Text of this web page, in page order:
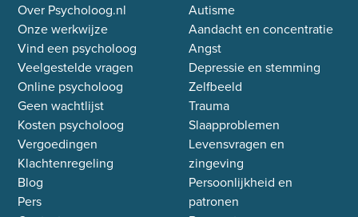
Over Psycholoog.nl
Onze werkwijze
Vind een psycholoog
Veelgestelde vragen
Online psycholoog
Geen wachtlijst
Kosten psycholoog
Vergoedingen
Klachtenregeling
Blog
Pers
Autisme
Aandacht en concentratie
Angst
Depressie en stemming
Zelfbeeld
Trauma
Slaapproblemen
Levensvragen en
zingeving
Persoonlijkheid en
patronen